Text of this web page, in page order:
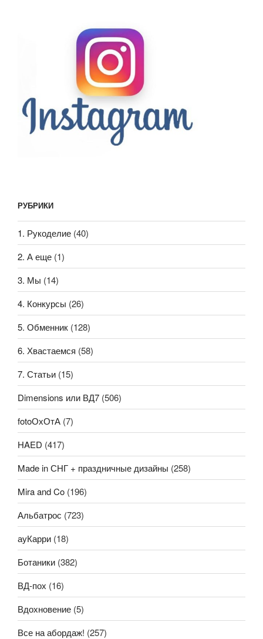
РУБРИКИ
1. Рукоделие (40)
2. А еще (1)
3. Мы (14)
4. Конкурсы (26)
5. Обменник (128)
6. Хвастаемся (58)
7. Статьи (15)
Dimensions или ВД7 (506)
fotoОхОтА (7)
HAED (417)
Made in СНГ + праздничные дизайны (258)
Mira and Co (196)
Альбатрос (723)
ауКарри (18)
Ботаники (382)
ВД-пох (16)
Вдохновение (5)
Все на абордаж! (257)